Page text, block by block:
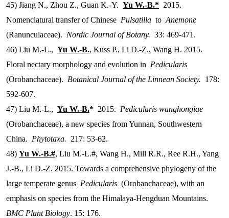
45) Jiang N., Zhou Z., Guan K.-Y. Yu W.-B.* 2015.
Nomenclatural transfer of Chinese Pulsatilla to Anemone
(Ranunculaceae). Nordic Journal of Botany. 33: 469-471.
46) Liu M.-L., Yu W.-B., Kuss P., Li D.-Z., Wang H. 2015.
Floral nectary morphology and evolution in Pedicularis
(Orobanchaceae). Botanical Journal of the Linnean Society. 178:
592-607.
47) Liu M.-L., Yu W.-B.* 2015. Pedicularis wanghongiae
(Orobanchaceae), a new species from Yunnan, Southwestern
China. Phytotaxa. 217: 53-62.
48) Yu W.-B.#, Liu M.-L.#, Wang H., Mill R.R., Ree R.H., Yang
J.-B., Li D.-Z. 2015. Towards a comprehensive phylogeny of the
large temperate genus Pedicularis (Orobanchaceae), with an
emphasis on species from the Himalaya-Hengduan Mountains.
BMC Plant Biology. 15: 176.